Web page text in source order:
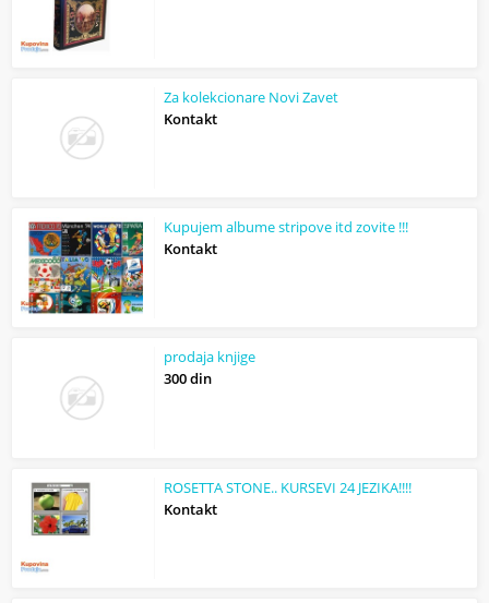
Za kolekcionare Novi Zavet
Kontakt
Kupujem albume stripove itd zovite !!!
Kontakt
prodaja knjige
300 din
ROSETTA STONE.. KURSEVI 24 JEZIKA!!!!
Kontakt